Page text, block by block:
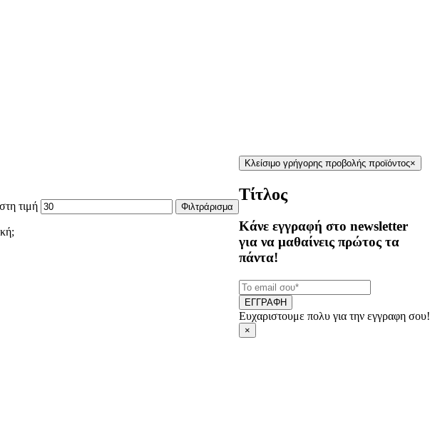
τιμή Φιλτράρισμα
Κλείσιμο γρήγορης προβολής προϊόντος×
Τίτλος
Κάνε εγγραφή στο newsletter
για να μαθαίνεις πρώτος τα
πάντα!
ΕΓΓΡΑΦΗ
Ευχαριστουμε πολυ για την εγγραφη σου!
×